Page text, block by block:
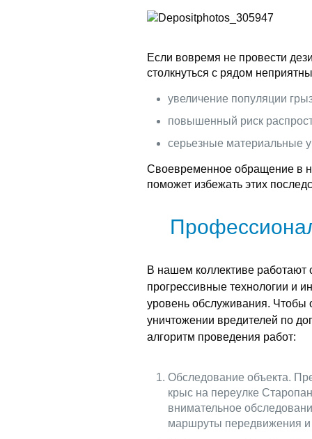
Если вовремя не провести
столкнуться с рядом
увеличение популяции
повышенный риск
серьезные материальные
Своевременное обращение в
поможет избежать этих
В нашем коллективе
прогрессивные технологии и
уровень обслуживания. Чтобы
уничтожении вредителей по
алгоритм проведения работ:
Обследование объекта.
крыс на переулке
внимательное
маршруты передвижения и